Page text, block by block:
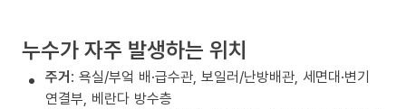
누수가 자주 발생하는 위치
주거: 욕실/부엌 배·급수관, 보일러/난방배관, 세면대·변기
연결부, 베란다 방수층